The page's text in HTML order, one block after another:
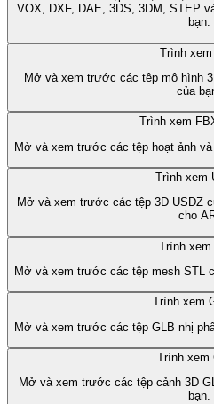
VOX, DXF, DAE, 3DS, 3DM, STEP
bạn.
Trình
Mở và xem trước các tệp mô hình
của
Trình xem
Mở và xem trước các tệp hoạt ảnh và
Trình xem
Mở và xem trước các tệp 3D USDZ
cho
Trình xem
Mở và xem trước các tệp mesh STL
Trình xem
Mở và xem trước các tệp GLB nhị
Trình xem
Mở và xem trước các tệp cảnh 3D
bạn.